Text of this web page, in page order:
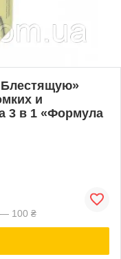
и
3 в 1 «Формула
— 100 ₴